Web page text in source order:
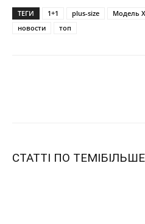
ТЕГИ 1+1 plus-size Модель
новости
топ
СТАТТІ ПО ТЕМІ